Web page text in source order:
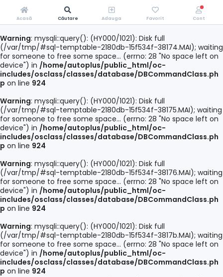
Warning: mysqli::query(): (HY000/1021): Disk full
(/var/tmp/#sql-temptable-2180db-15f534f-38174.MAI); waiting
for someone to free some space... (errno: 28 "No space left on
device") in /home/autoplus/public_html/oc-
includes/osclass/classes/database/DBCommandClass.ph
p on line 924
Warning: mysqli::query(): (HY000/1021): Disk full
(/var/tmp/#sql-temptable-2180db-15f534f-38175.MAI); waiting
for someone to free some space... (errno: 28 "No space left on
device") in /home/autoplus/public_html/oc-
includes/osclass/classes/database/DBCommandClass.ph
p on line 924
Warning: mysqli::query(): (HY000/1021): Disk full
(/var/tmp/#sql-temptable-2180db-15f534f-38176.MAI); waiting
for someone to free some space... (errno: 28 "No space left on
device") in /home/autoplus/public_html/oc-
includes/osclass/classes/database/DBCommandClass.ph
p on line 924
Warning: mysqli::query(): (HY000/1021): Disk full
(/var/tmp/#sql-temptable-2180db-15f534f-3817b.MAI); waiting
for someone to free some space... (errno: 28 "No space left on
device") in /home/autoplus/public_html/oc-
includes/osclass/classes/database/DBCommandClass.ph
p on line 924
Acasă Căutare Adauga Favorit Cont